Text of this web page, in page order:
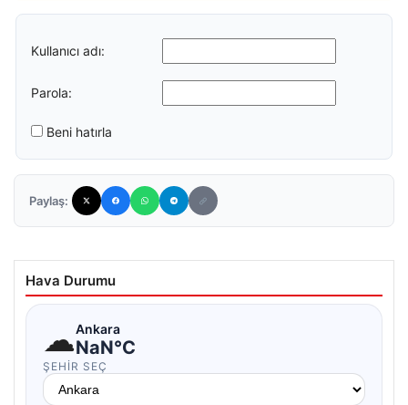
Kullanıcı adı:
Parola:
Beni hatırla
Paylaş:
Hava Durumu
☁Ankara
NaN°C
ŞEHIR SEÇ